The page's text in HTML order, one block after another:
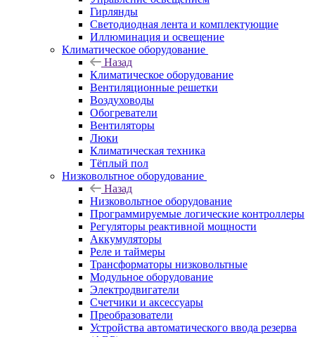
Гирлянды
Светодиодная лента и комплектующие
Иллюминация и освещение
Климатическое оборудование
Назад
Климатическое оборудование
Вентиляционные решетки
Воздуховоды
Обогреватели
Вентиляторы
Люки
Климатическая техника
Тёплый пол
Низковольтное оборудование
Назад
Низковольтное оборудование
Программируемые логические контроллеры
Регуляторы реактивной мощности
Аккумуляторы
Реле и таймеры
Трансформаторы низковольтные
Модульное оборудование
Электродвигатели
Счетчики и аксессуары
Преобразователи
Устройства автоматического ввода резерва